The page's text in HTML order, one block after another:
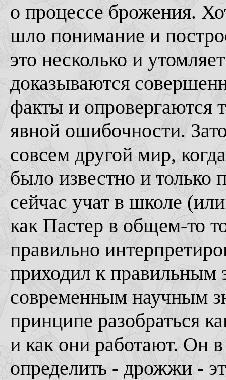
о процессе брожения.
шло понимание и
это несколько и
доказываются
факты и опровергаются
явной ошибочности.
совсем другой мир,
было известно и только
сейчас учат в школе
как Пастер в общем-то
правильно
приходил к правильным
современным научным
принципе разобраться
и как они работают. Он
определить - дрожжи -